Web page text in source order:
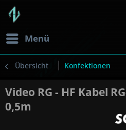
Menü
Übersicht Konfektionen
Video RG - HF Kabel
0,5m